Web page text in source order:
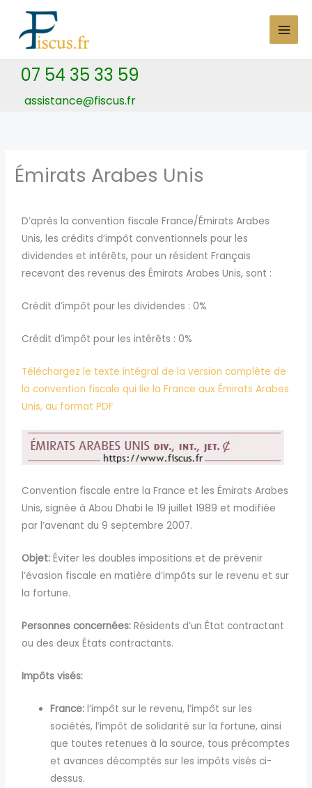
content
07 54 35 33 59
assistance@fiscus.fr
Émirats Arabes Unis
D’après la convention fiscale France/Émirats Arabes
Unis, les crédits d’impôt conventionnels pour les
dividendes et intérêts, pour un résident Français
recevant des revenus des Émirats Arabes Unis, sont :
Crédit d’impôt pour les dividendes : 0%
Crédit d’impôt pour les intérêts : 0%
Téléchargez le texte intégral de la version complète de
la convention fiscale qui lie la France aux Émirats Arabes
Unis, au format PDF
Convention fiscale entre la France et les Émirats Arabes
Unis, signée à Abou Dhabi le 19 juillet 1989 et modifiée
par l’avenant du 9 septembre 2007.
Objet: Éviterles doubles impositions et de prévenir
l’évasion fiscale en matière d’impôts sur le revenu et sur
la fortune.
Personnes concernées: Résidents d’un État contractant
ou des deux États contractants.
Impôts visés:
France: l’impôt sur le revenu, l’impôt sur les
sociétés, l’impôt de solidarité sur la fortune, ainsi
que toutes retenues à la source, tous précomptes
et avances décomptés sur les impôts visés ci-
dessus.